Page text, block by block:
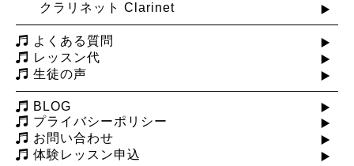
クラリネット Clarinet
よくある質問
レッスン代
生徒の声
BLOG
プライバシーポリシー
お問い合わせ
体験レッスン申込